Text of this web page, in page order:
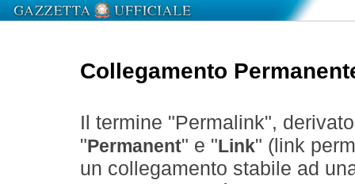
Collegamento
Il termine "Permalink",
" Permanent" e " Link" (link
un collegamento stabile ad